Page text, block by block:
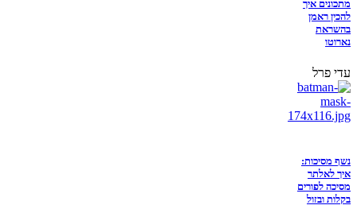
מתכונים איך
להכין ראמן
בהשראת
נארוטו
עדי פרל
נשף מסיכות:
איך לאלתר
מסיכה לפורים
בקלות ובזול